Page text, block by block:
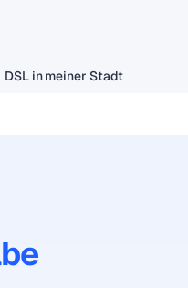
DSL in meiner Stadt